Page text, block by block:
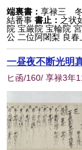
端裏書：享禄三
結番事書止： 之状
院 宝厳院 宝輪院
公 二位阿闍梨 良春
一昼夜不断光明
ヒ函/160/ 享禄3年